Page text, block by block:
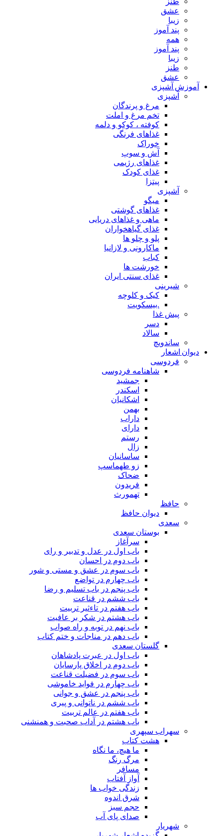
عشق
زیبا
پند آموز
همه
پند آموز
زیبا
طنز
عشق
آموزش آشپزی
آشپزی
مرغ و پرندگان
تخم مرغ و املت
کوفته ، کوکو و دلمه
غذاهای فرنگی
خوراک
آش و سوپ
غذاهای رژیمی
غذای کودک
پیتزا
آشپزی
میگو
غذاهای گوشتی
ماهی و غذاهای دریایی
غذای گیاهخواران
پلو و چلو ها
ماکارونی و لازانیا
کباب
خورشت ها
غذای سنتی ایران
شیرینی
کیک و کلوچه
.بیسکویت
پیش غذا
دسر
سالاد
ساندویچ
دیوان اشعار
فردوسی
شاهنامه فردوسی
جمشید
اسکندر
اشکانیان
بهمن
داراب
دارای
رستم
زال
ساسانیان
زو طهماسپ‏
ضحاک
فریدون
تهمورث
حافظ
دیوان حافظ
سعدی
بوستان سعدی
سرآغاز
باب اول در عدل و تدبیر و رای
باب دوم در احسان
باب سوم در عشق و مستی و شور
باب چهارم در تواضع
باب پنجم در باب تسلیم و رضا
باب ششم در قناعت
باب هفتم در تاءثیر تربیت
باب هشتم در شکر بر عافیت
باب نهم در توبه و راه صواب
باب دهم در مناجات و ختم کتاب
گلستان سعدی
باب اول در عبرت پادشاهان
باب دوم در اخلاق پارسایان
باب سوم در فضیلت قناعت
باب چهارم در فواید خاموشى
باب پنجم در عشق و جوانى
باب ششم در ناتوانى و پیرى
باب هفتم در عالم تربیت
باب هشتم در آداب صحبت و همنشنى
سهراب سپهری
هشت کتاب
ما هیچ، ما نگاه
مرگ رنگ
مسافر
آواز آفتاب
زندگی خواب ها
شرق اندوه
حجم سبز
صدای پای آب
شهریار